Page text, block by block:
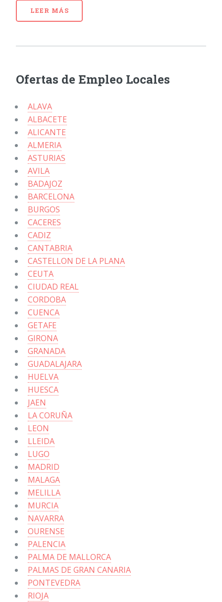
LEER MÁS
Ofertas de Empleo Locales
ALAVA
ALBACETE
ALICANTE
ALMERIA
ASTURIAS
AVILA
BADAJOZ
BARCELONA
BURGOS
CACERES
CADIZ
CANTABRIA
CASTELLON DE LA PLANA
CEUTA
CIUDAD REAL
CORDOBA
CUENCA
GETAFE
GIRONA
GRANADA
GUADALAJARA
HUELVA
HUESCA
JAEN
LA CORUÑA
LEON
LLEIDA
LUGO
MADRID
MALAGA
MELILLA
MURCIA
NAVARRA
OURENSE
PALENCIA
PALMA DE MALLORCA
PALMAS DE GRAN CANARIA
PONTEVEDRA
RIOJA